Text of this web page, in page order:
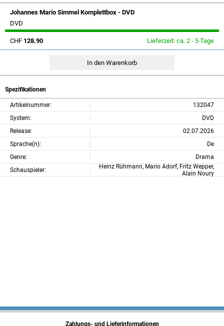
Johannes Mario Simmel Komplettbox - DVD
DVD
CHF 128.90 Lieferzeit: ca. 2 - 5 Tage
Spezifikationen
Artikelnummer:
132047
System:
DVD
Release:
02.07.2026
Sprache(n):
De
Genre:
Drama
Schauspieler:
Heinz Rühmann, Mario Adorf, Fritz Wepper,
Alain Noury
Zahlungs- und Lieferinformationen